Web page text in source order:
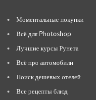
Моментальные покупки
Всё для Photoshop
Лучшие курсы Рунета
Всё про автомобили
Поиск дешевых отелей
Все рецепты блюд